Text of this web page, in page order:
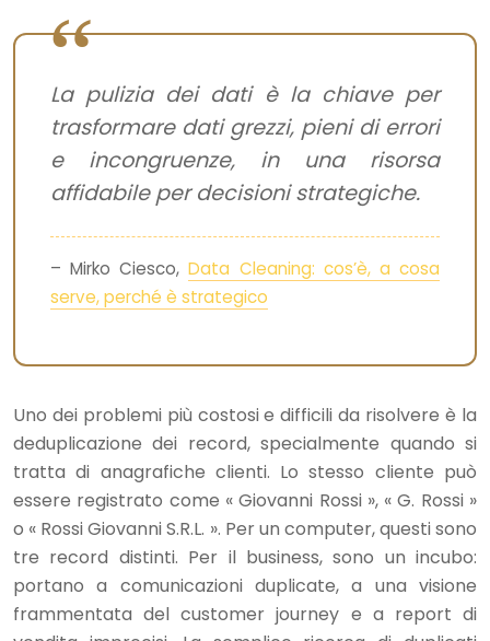
La pulizia dei dati è la chiave per
trasformare dati grezzi, pieni di errori
e incongruenze, in una risorsa
affidabile per decisioni strategiche.
– Mirko Ciesco,Data Cleaning: cos’è, a cosa
serve, perché è strategico
Uno dei problemi più costosi e difficili da risolvere è la
deduplicazione dei record, specialmente quando si
tratta di anagrafiche clienti. Lo stesso cliente può
essere registrato come « Giovanni Rossi », « G. Rossi »
o « Rossi Giovanni S.R.L. ». Per un computer, questi sono
tre record distinti. Per il business, sono un incubo:
portano a comunicazioni duplicate, a una visione
frammentata del customer journey e a report di